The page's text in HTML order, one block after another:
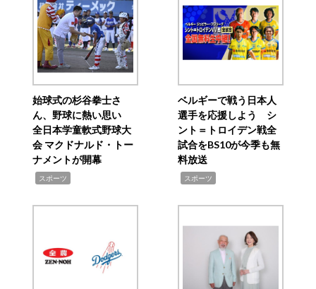
始球式の杉谷拳士さ
ん、野球に熱い思い
全日本学童軟式野球大
会 マクドナルド・トー
ナメントが開幕
スポーツ
ベルギーで戦う日本人
選手を応援しよう シ
ント＝トロイデン戦全
試合をBS10が今季も無
料放送
スポーツ